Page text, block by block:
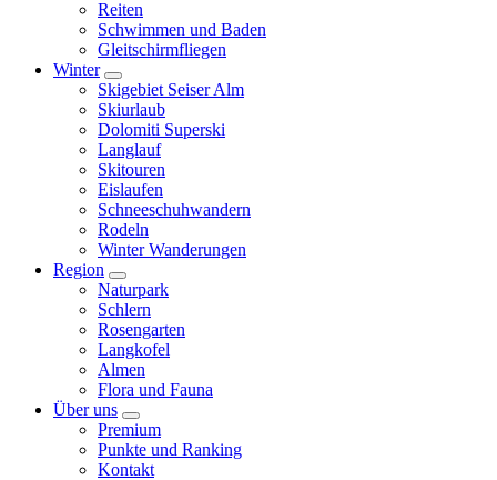
Reiten
Schwimmen und Baden
Gleitschirmfliegen
Winter
Skigebiet Seiser Alm
Skiurlaub
Dolomiti Superski
Langlauf
Skitouren
Eislaufen
Schneeschuhwandern
Rodeln
Winter Wanderungen
Region
Naturpark
Schlern
Rosengarten
Langkofel
Almen
Flora und Fauna
Über uns
Premium
Punkte und Ranking
Kontakt